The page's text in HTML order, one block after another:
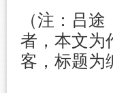
（注：吕
者，本文为
客，标题为